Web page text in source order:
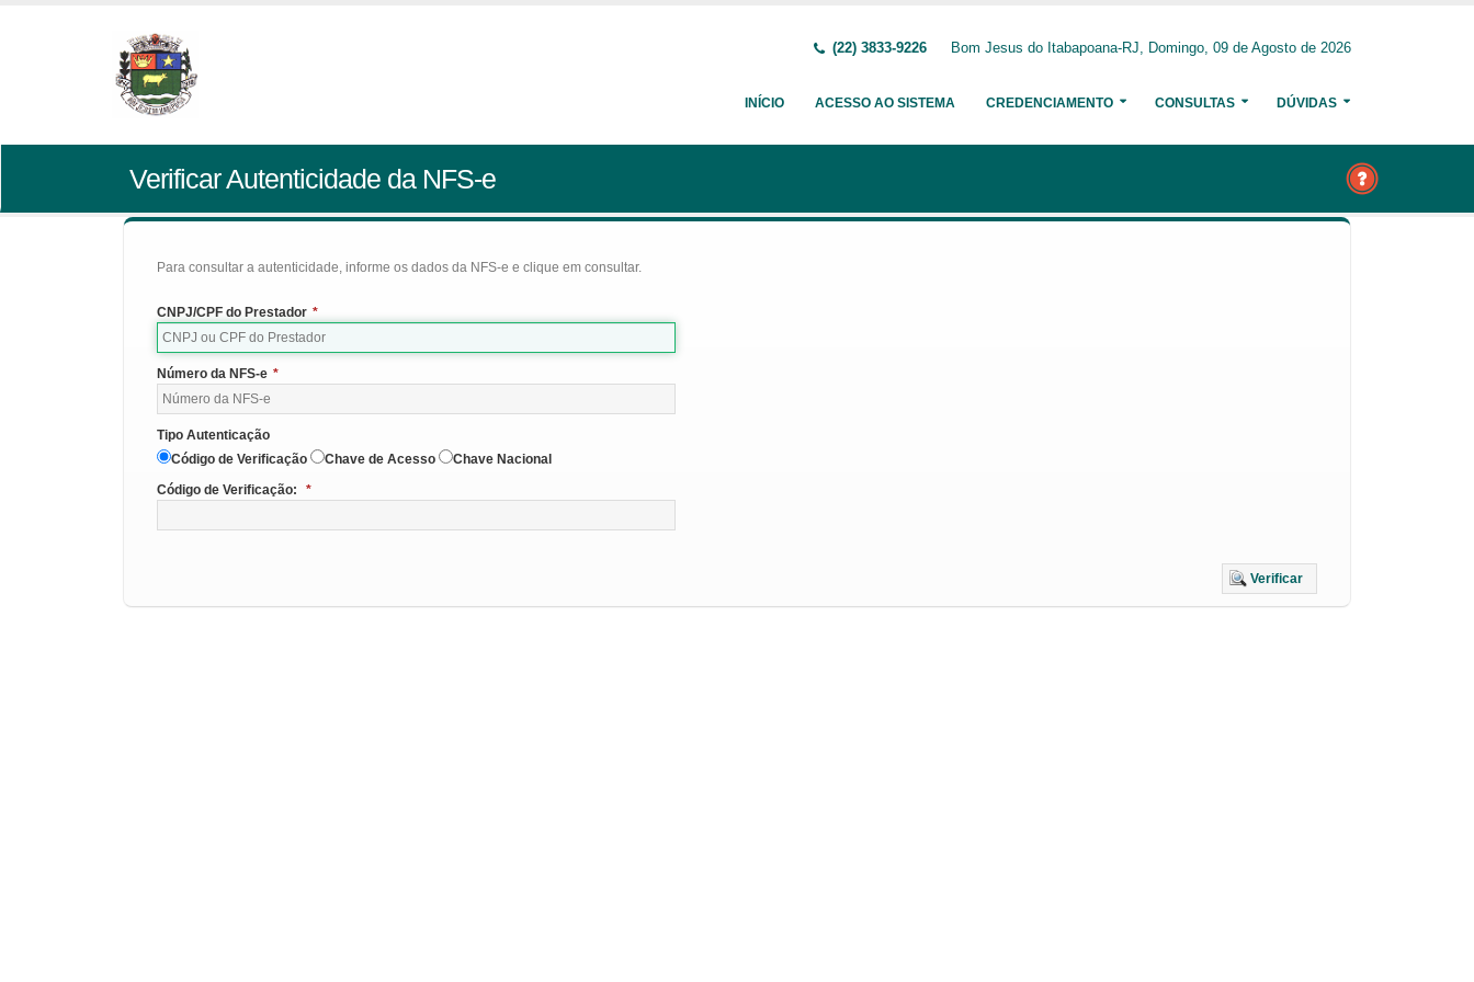
(22) 3833-9226 Bom Jesus do Itabapoana-RJ, Domingo, 09 de Agosto de 2026
INÍCIO ACESSO AO SISTEMA CREDENCIAMENTO CONSULTAS DÚVIDAS
Verificar Autenticidade da NFS-e
Para consultar a autenticidade, informe os dados da NFS-e e clique em consultar.
CNPJ/CPF do Prestador *
Número da NFS-e *
Tipo Autenticação
Código de Verificação
Chave de Acesso
Chave Nacional
Código de Verificação:
*
Verificar